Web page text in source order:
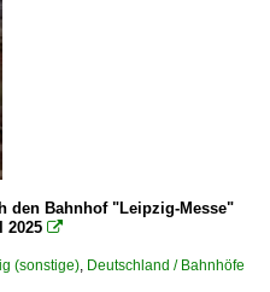
den Bahnhof "Leipzig-Messe"
2025 
(sonstige) Deutschland / Bahnhöfe